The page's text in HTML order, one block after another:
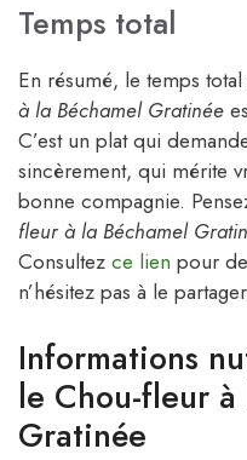
Temps total
En résumé, le temps
à la Béchamel Gratinée
C’est un plat qui
sincèrement, qui mérite
bonne compagnie.
fleur à la Béchamel
Consultez ce lien pour
n’hésitez pas à le
Informations
le Chou-fleur à
Gratinée